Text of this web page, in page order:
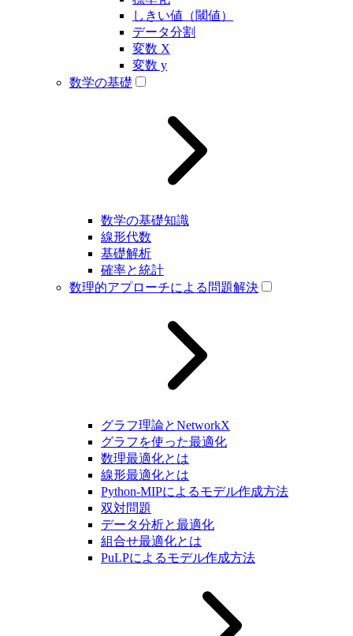
しきい値（閾値）
データ分割
変数 X
変数 y
数学の基礎
数学の基礎知識
線形代数
基礎解析
確率と統計
数理的アプローチによる問題解決
グラフ理論とNetworkX
グラフを使った最適化
数理最適化とは
線形最適化とは
Python-MIPによるモデル作成方法
双対問題
データ分析と最適化
組合せ最適化とは
PuLPによるモデル作成方法